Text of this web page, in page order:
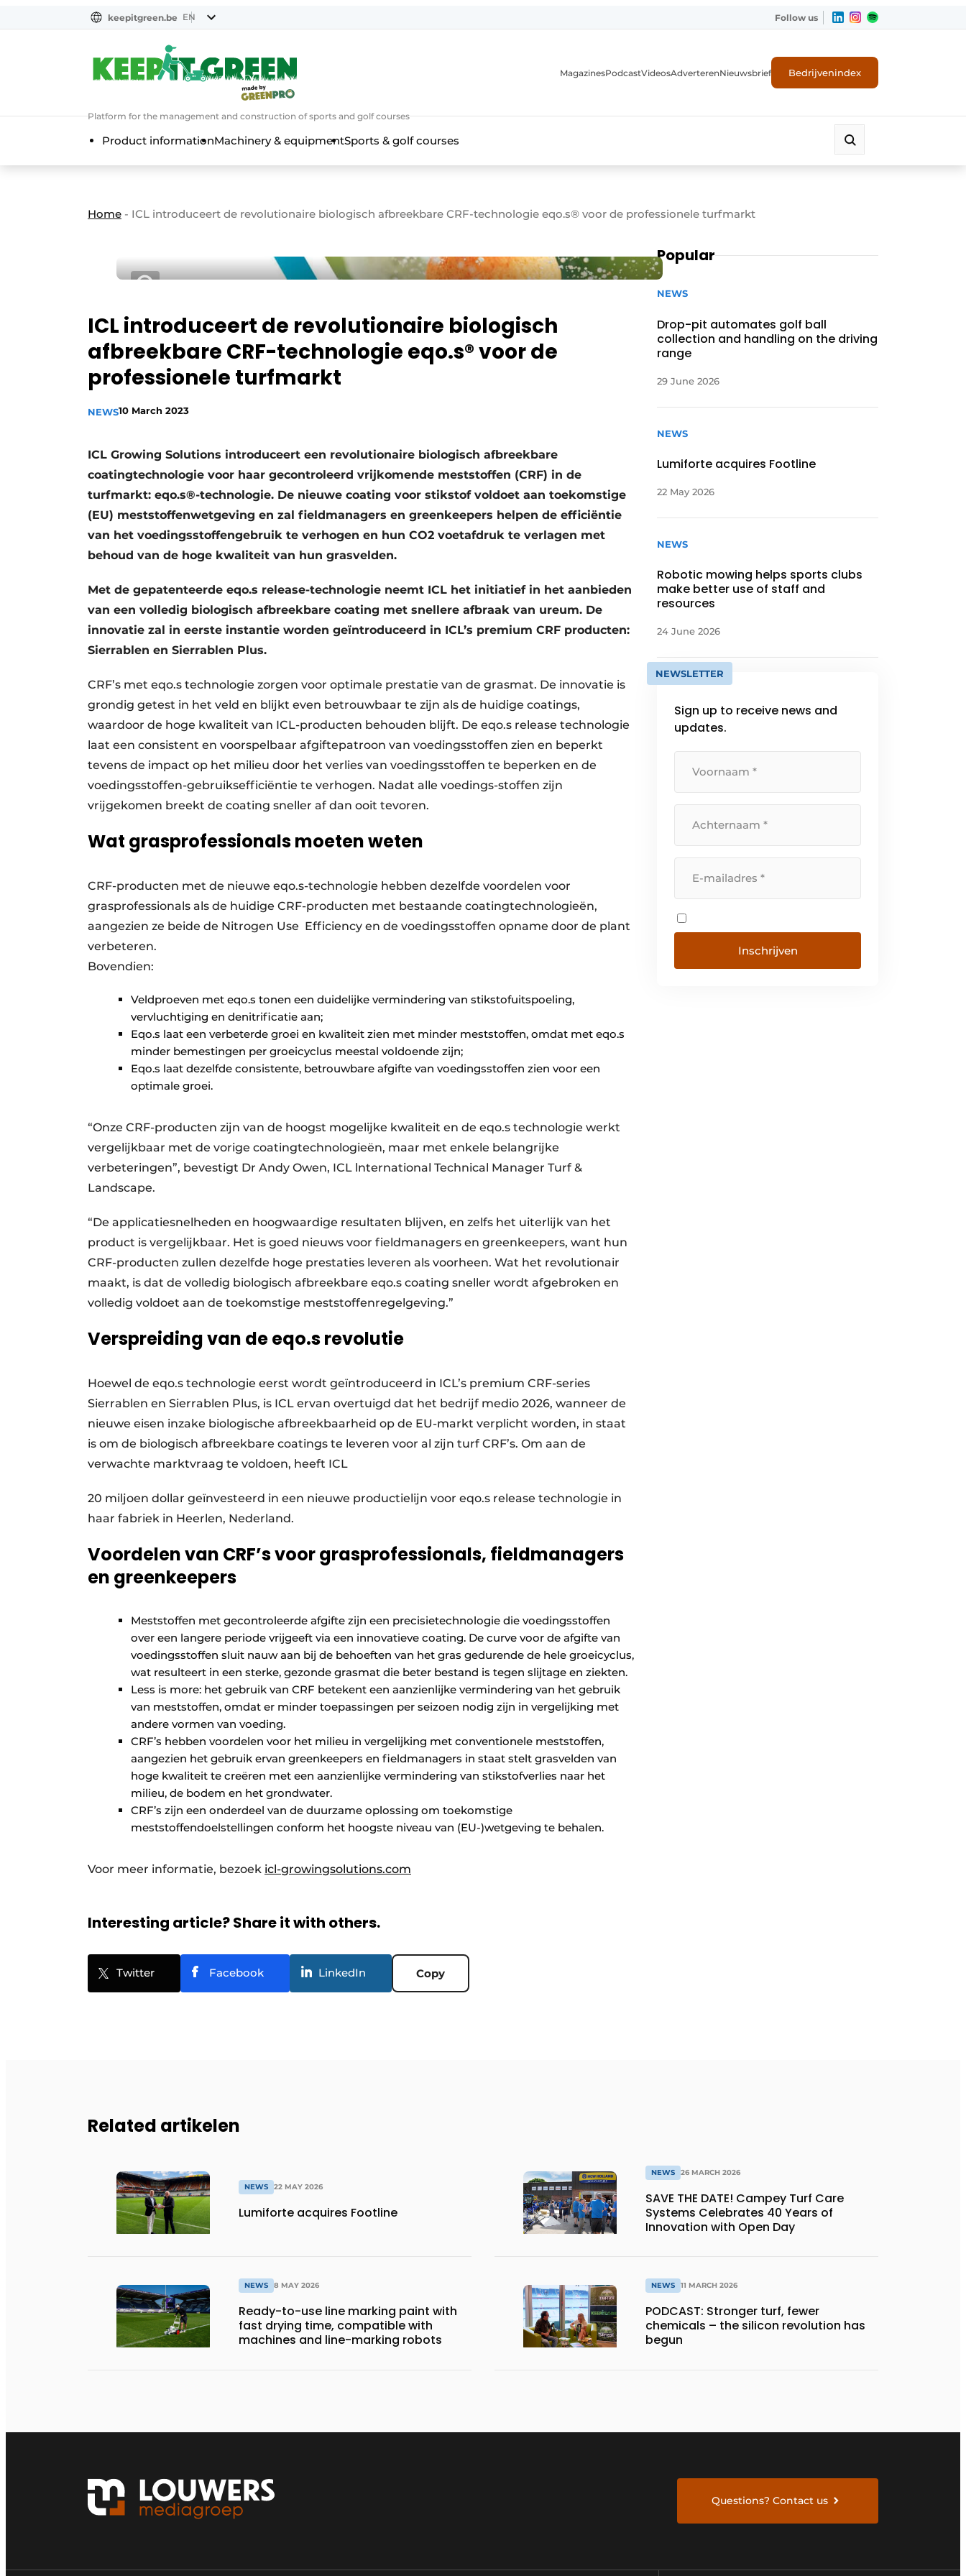
keepitgreen.be EN Follow us
Platform for the management and construction of sports and golf courses
MagazinesPodcastVideosAdverterenNieuwsbrief Bedrijvenindex
Product informationMachinery & equipmentSports & golf courses
Home - ICL introduceert de revolutionaire biologisch afbreekbare CRF-technologie eqo.s® voor de professionele turfmarkt
ICL introduceert de revolutionaire biologisch
afbreekbare CRF-technologie eqo.s® voor de
professionele turfmarkt
NEWS10 March 2023
ICL Growing Solutions introduceert een revolutionaire biologisch afbreekbare
coatingtechnologie voor haar gecontroleerd vrijkomende meststoffen (CRF) in de
turfmarkt: eqo.s®-technologie. De nieuwe coating voor stikstof voldoet aan toekomstige
(EU) meststoffenwetgeving en zal fieldmanagers en greenkeepers helpen de efficiëntie
van het voedingsstoffengebruik te verhogen en hun CO2 voetafdruk te verlagen met
behoud van de hoge kwaliteit van hun grasvelden.
Met de gepatenteerde eqo.s release-technologie neemt ICL het initiatief in het aanbieden
van een volledig biologisch afbreekbare coating met snellere afbraak van ureum. De
innovatie zal in eerste instantie worden geïntroduceerd in ICL’s premium CRF producten:
Sierrablen en Sierrablen Plus.
CRF’s met eqo.s technologie zorgen voor optimale prestatie van de grasmat. De innovatie is
grondig getest in het veld en blijkt even betrouwbaar te zijn als de huidige coatings,
waardoor de hoge kwaliteit van ICL-producten behouden blijft. De eqo.s release technologie
laat een consistent en voorspelbaar afgiftepatroon van voedingsstoffen zien en beperkt
tevens de impact op het milieu door het verlies van voedingsstoffen te beperken en de
voedingsstoffen-gebruiksefficiëntie te verhogen. Nadat alle voedings-stoffen zijn
vrijgekomen breekt de coating sneller af dan ooit tevoren.
Wat grasprofessionals moeten weten
CRF-producten met de nieuwe eqo.s-technologie hebben dezelfde voordelen voor
grasprofessionals als de huidige CRF-producten met bestaande coatingtechnologieën,
aangezien ze beide de Nitrogen Use Efficiency en de voedingsstoffen opname door de plant
verbeteren.
Bovendien:
Veldproeven met eqo.s tonen een duidelijke vermindering van stikstofuitspoeling,
vervluchtiging en denitrificatie aan;
Eqo.s laat een verbeterde groei en kwaliteit zien met minder meststoffen, omdat met eqo.s
minder bemestingen per groeicyclus meestal voldoende zijn;
Eqo.s laat dezelfde consistente, betrouwbare afgifte van voedingsstoffen zien voor een
optimale groei.
“Onze CRF-producten zijn van de hoogst mogelijke kwaliteit en de eqo.s technologie werkt
vergelijkbaar met de vorige coatingtechnologieën, maar met enkele belangrijke
verbeteringen”, bevestigt Dr Andy Owen, ICL lnternational Technical Manager Turf &
Landscape.
“De applicatiesnelheden en hoogwaardige resultaten blijven, en zelfs het uiterlijk van het
product is vergelijkbaar. Het is goed nieuws voor fieldmanagers en greenkeepers, want hun
CRF-producten zullen dezelfde hoge prestaties leveren als voorheen. Wat het revolutionair
maakt, is dat de volledig biologisch afbreekbare eqo.s coating sneller wordt afgebroken en
volledig voldoet aan de toekomstige meststoffenregelgeving.”
Verspreiding van de eqo.s revolutie
Hoewel de eqo.s technologie eerst wordt geïntroduceerd in ICL’s premium CRF-series
Sierrablen en Sierrablen Plus, is ICL ervan overtuigd dat het bedrijf medio 2026, wanneer de
nieuwe eisen inzake biologische afbreekbaarheid op de EU-markt verplicht worden, in staat
is om de biologisch afbreekbare coatings te leveren voor al zijn turf CRF’s. Om aan de
verwachte marktvraag te voldoen, heeft ICL
20 miljoen dollar geïnvesteerd in een nieuwe productielijn voor eqo.s release technologie in
haar fabriek in Heerlen, Nederland.
Voordelen van CRF’s voor grasprofessionals, fieldmanagers
en greenkeepers
Meststoffen met gecontroleerde afgifte zijn een precisietechnologie die voedingsstoffen
over een langere periode vrijgeeft via een innovatieve coating. De curve voor de afgifte van
voedingsstoffen sluit nauw aan bij de behoeften van het gras gedurende de hele groeicyclus,
wat resulteert in een sterke, gezonde grasmat die beter bestand is tegen slijtage en ziekten.
Less is more: het gebruik van CRF betekent een aanzienlijke vermindering van het gebruik
van meststoffen, omdat er minder toepassingen per seizoen nodig zijn in vergelijking met
andere vormen van voeding.
CRF’s hebben voordelen voor het milieu in vergelijking met conventionele meststoffen,
aangezien het gebruik ervan greenkeepers en fieldmanagers in staat stelt grasvelden van
hoge kwaliteit te creëren met een aanzienlijke vermindering van stikstofverlies naar het
milieu, de bodem en het grondwater.
CRF’s zijn een onderdeel van de duurzame oplossing om toekomstige
meststoffendoelstellingen conform het hoogste niveau van (EU-)wetgeving te behalen.
Voor meer informatie, bezoek icl-growingsolutions.com
Interesting article? Share it with others.
Twitter Facebook LinkedIn Copy
Popular
NEWS
Drop-pit automates golf ball
collection and handling on the driving
range
29 June 2026
NEWS
Lumiforte acquires Footline
22 May 2026
NEWS
Robotic mowing helps sports clubs
make better use of staff and
resources
24 June 2026
NEWSLETTER
Sign up to receive news and
updates.
Related artikelen
NEWS 22 MAY 2026
Lumiforte acquires Footline
NEWS 8 MAY 2026
Ready-to-use line marking paint with
fast drying time, compatible with
machines and line-marking robots
NEWS 26 MARCH 2026
SAVE THE DATE! Campey Turf Care
Systems Celebrates 40 Years of
Innovation with Open Day
NEWS 11 MARCH 2026
PODCAST: Stronger turf, fewer
chemicals – the silicon revolution has
begun
Questions? Contact us